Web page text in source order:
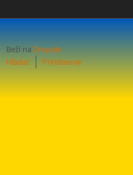
Beží na Drupale
Hľadať
Prihlásenie